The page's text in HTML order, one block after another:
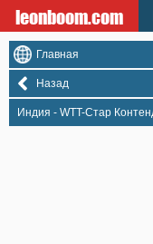
leonboom.com
Главная
Назад